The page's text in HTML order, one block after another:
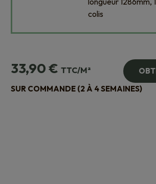
colis
33,90€ TTC/M²
SUR COMMANDE (2 À 4 SEMAINES)